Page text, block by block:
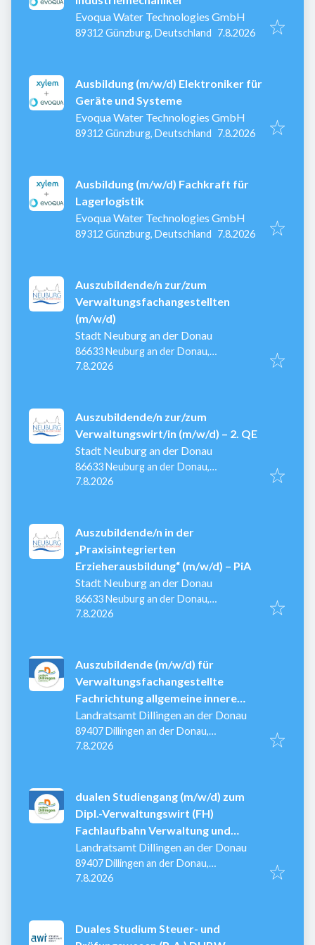
Evoqua Water Technologies GmbH
89312 Günzburg, Deutschland Veröffentlicht
7.8.2026
Ausbildung (m/w/d) Elektroniker für
Geräte und Systeme
Evoqua Water Technologies GmbH
89312 Günzburg, Deutschland Veröffentlicht
7.8.2026
Ausbildung (m/w/d) Fachkraft für
Lagerlogistik
Evoqua Water Technologies GmbH
89312 Günzburg, Deutschland Veröffentlicht
7.8.2026
Auszubildende/n zur/zum
Verwaltungsfachangestellten
(m/w/d)
Stadt Neuburg an der Donau
86633 Neuburg an der Donau,
Deutschland
Veröffentlicht
7.8.2026
Auszubildende/n zur/zum
Verwaltungswirt/in (m/w/d) – 2. QE
Stadt Neuburg an der Donau
86633 Neuburg an der Donau,
Deutschland
Veröffentlicht
7.8.2026
Auszubildende/n in der
„Praxisintegrierten
Erzieherausbildung“ (m/w/d) – PiA
Stadt Neuburg an der Donau
86633 Neuburg an der Donau,
Deutschland
Veröffentlicht
7.8.2026
Auszubildende (m/w/d) für
Verwaltungsfachangestellte
Fachrichtung allgemeine innere
Verwaltung
Landratsamt Dillingen an der Donau
89407 Dillingen an der Donau,
Deutschland
Veröffentlicht
7.8.2026
dualen Studiengang (m/w/d) zum
Dipl.-Verwaltungswirt (FH)
Fachlaufbahn Verwaltung und
Finanzen
Landratsamt Dillingen an der Donau
89407 Dillingen an der Donau,
Deutschland
Veröffentlicht
7.8.2026
Duales Studium Steuer- und